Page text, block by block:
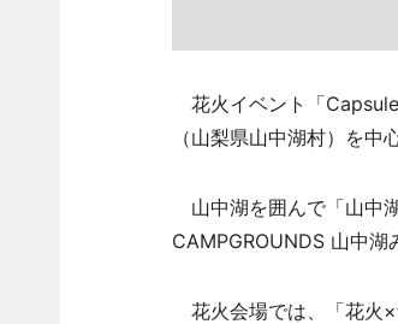
花火イベント「
（山梨県山中湖村）を中
山中湖を囲んで「山中
CAMPGROUNDS 山中湖
花火会場では、「花火×